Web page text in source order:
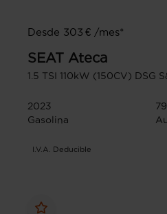
Desde 303 € /mes*
SEAT Ateca
1.5 TSI 110kW (150CV) DSG
2023
Gasolina
I.V.A. Deducible